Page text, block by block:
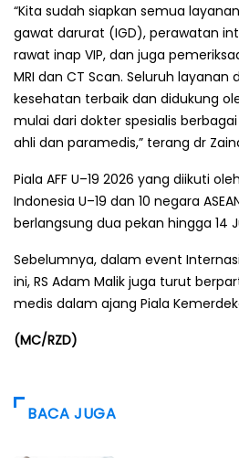
“Kita sudah siapkan semua
gawat darurat (IGD), perawatan
rawat inap VIP, dan juga
MRI dan CT Scan. Seluruh layanan
kesehatan terbaik dan didukung
mulai dari dokter spesialis
ahli dan paramedis,” terang dr
Piala AFF U–19 2026 yang diikuti
Indonesia U–19 dan 10 negara
berlangsung dua pekan hingga 14
Sebelumnya, dalam event
ini, RS Adam Malik juga turut
medis dalam ajang Piala
(MC/RZD)
BACA JUGA